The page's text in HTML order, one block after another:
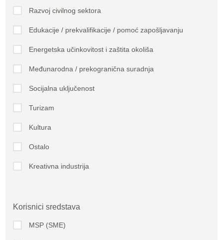
Razvoj civilnog sektora
Edukacije / prekvalifikacije / pomoć zapošljavanju
Energetska učinkovitost i zaštita okoliša
Međunarodna / prekogranična suradnja
Socijalna uključenost
Turizam
Kultura
Ostalo
Kreativna industrija
Korisnici sredstava
MSP (SME)